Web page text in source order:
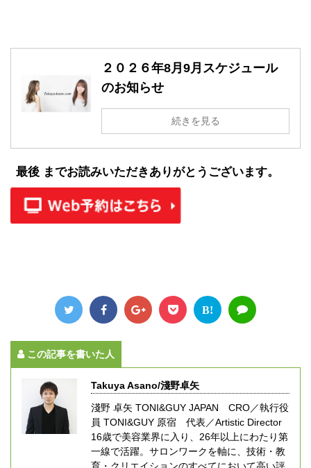
２０２６年8月9月スケジュール
のお知らせ
続きを見る
最後 までお読みいただきありがとうございます。
B!
この記事を書いた人
Takuya Asano/淺野卓矢
淺野 卓矢 TONI&GUY JAPAN CRO／執行役
員 TONI&GUY 原宿 代表／Artistic Director
16歳で美容業界に入り、26年以上にわたり第
一線で活躍。サロンワークを軸に、技術・教